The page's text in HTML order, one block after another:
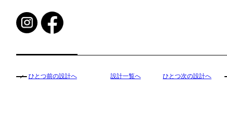
ひとつ前の設計へ 設計一覧へ ひとつ次の設計へ